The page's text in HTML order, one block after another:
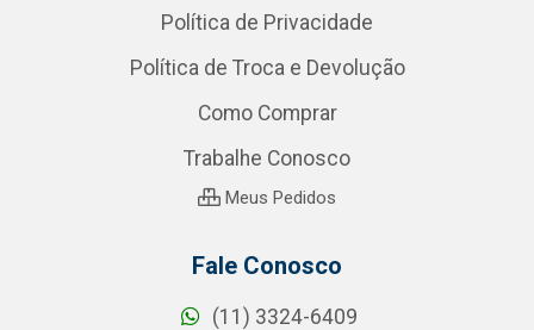
Política de Privacidade
Política de Troca e Devolução
Como Comprar
Trabalhe Conosco
Meus Pedidos
Fale Conosco
(11) 3324-6409